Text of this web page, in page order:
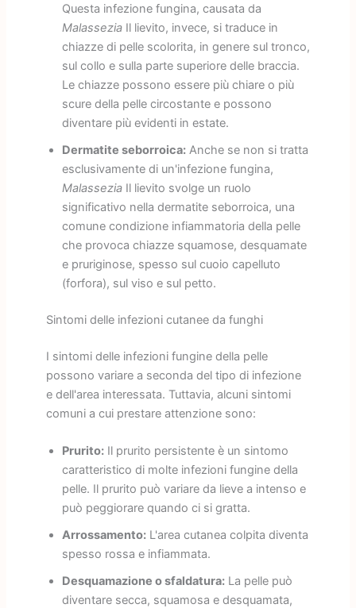
Questa infezione fungina, causata da
MalasseziaIl lievito, invece, si traduce in
chiazze di pelle scolorita, in genere sul tronco,
sul collo e sulla parte superiore delle braccia.
Le chiazze possono essere più chiare o più
scure della pelle circostante e possono
diventare più evidenti in estate.
Dermatite seborroica:Anche se non si tratta
esclusivamente di un'infezione fungina,
MalasseziaIl lievito svolge un ruolo
significativo nella dermatite seborroica, una
comune condizione infiammatoria della pelle
che provoca chiazze squamose, desquamate
e pruriginose, spesso sul cuoio capelluto
(forfora), sul viso e sul petto.
Sintomi delle infezioni cutanee da funghi
I sintomi delle infezioni fungine della pelle
possono variare a seconda del tipo di infezione
e dell'area interessata. Tuttavia, alcuni sintomi
comuni a cui prestare attenzione sono:
Prurito:Il prurito persistente è un sintomo
caratteristico di molte infezioni fungine della
pelle. Il prurito può variare da lieve a intenso e
può peggiorare quando ci si gratta.
Arrossamento:L'area cutanea colpita diventa
spesso rossa e infiammata.
Desquamazione o sfaldatura:La pelle può
diventare secca, squamosa e desquamata,